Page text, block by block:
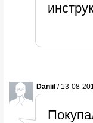
Daniil / 13-08-